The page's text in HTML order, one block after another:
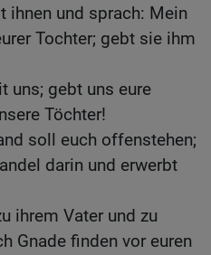
ihnen und sprach: Mein
Tochter; gebt sie ihm
uns; gebt uns eure
Töchter!
soll euch offenstehen;
darin und erwerbt
ihrem Vater und zu
Gnade finden vor euren